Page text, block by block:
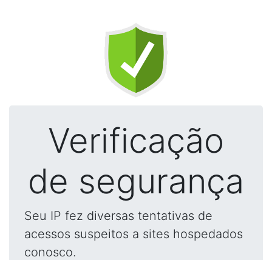
Verificação
de segurança
Seu IP fez diversas tentativas de
acessos suspeitos a sites hospedados
conosco.